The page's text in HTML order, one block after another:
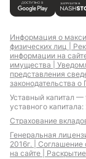
Информация о
физических лиц |
информации на
имущества |
представления
законодательства
Уставный капитал
уставного
Страхование
Генеральная
2016г. | Соглашение
на сайте |